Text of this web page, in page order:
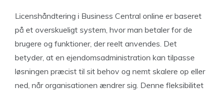
Licenshåndtering i Business Central online er baseret
på et overskueligt system, hvor man betaler for de
brugere og funktioner, der reelt anvendes. Det
betyder, at en ejendomsadministration kan tilpasse
løsningen præcist til sit behov og nemt skalere op eller
ned, når organisationen ændrer sig. Denne fleksibilitet